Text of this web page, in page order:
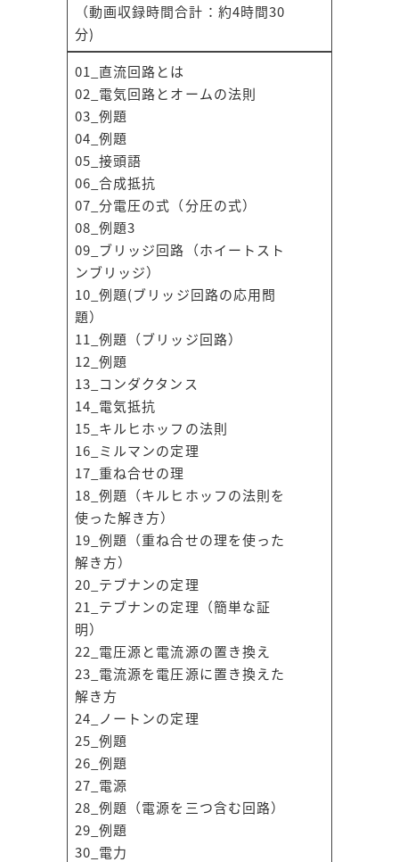
（動画収録時間合計：約4時間30
分)
01_直流回路とは
02_電気回路とオームの法則
03_例題
04_例題
05_接頭語
06_合成抵抗
07_分電圧の式（分圧の式）
08_例題3
09_ブリッジ回路（ホイートスト
ンブリッジ）
10_例題(ブリッジ回路の応用問
題）
11_例題（ブリッジ回路）
12_例題
13_コンダクタンス
14_電気抵抗
15_キルヒホッフの法則
16_ミルマンの定理
17_重ね合せの理
18_例題（キルヒホッフの法則を
使った解き方）
19_例題（重ね合せの理を使った
解き方）
20_テブナンの定理
21_テブナンの定理（簡単な証
明）
22_電圧源と電流源の置き換え
23_電流源を電圧源に置き換えた
解き方
24_ノートンの定理
25_例題
26_例題
27_電源
28_例題（電源を三つ含む回路）
29_例題
30_電力